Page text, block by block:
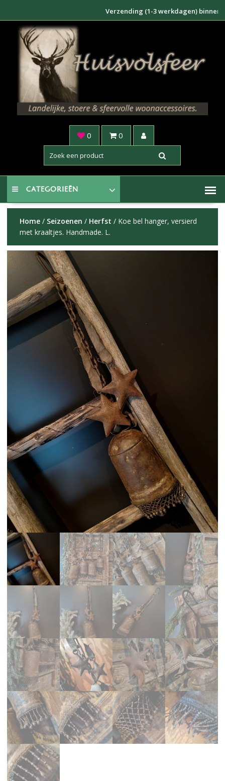
inhoud
Verzending (1-3 werkdagen) binnen NL
0 0
CATEGORIEËN
Home/ Seizoenen / Herfst / Koe bel hanger, versierd
met kraaltjes. Handmade. L.